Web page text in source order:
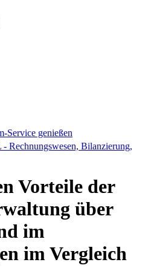
Service genießen
Rechnungswesen, Bilanzierung,
Vorteile der
über
im
im Vergleich